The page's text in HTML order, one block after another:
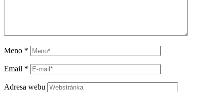
Meno *
Email *
Adresa webu